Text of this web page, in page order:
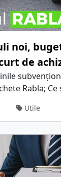
noi,
de
Rabla; Ce
Utile